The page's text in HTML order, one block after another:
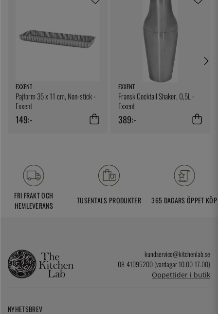
EXXENT
Pajform 35 x 11 cm, Non-stick -
Exxent
149:-
EXXENT
Fransk Cocktail Shaker, 0,5L -
Exxent
389:-
FRI FRAKT OCH
HEMLEVERANS
TUSENTALS PRODUKTER 365 DAGARS ÖPPET KÖP
kundservice@kitchenlab.se
08-41095200 (vardagar 10.00-17.00)
Öppettider i butik
NYHETSBREV